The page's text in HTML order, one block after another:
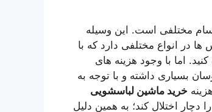
مختلفی است. این وسیله
در انواع مختلفی دارد که با
اما با وجود هزینه های
بسیاری داشته و با توجه به
خرید ماشین لباسشویی
دچار اختلال کند؛ به همین دلیل